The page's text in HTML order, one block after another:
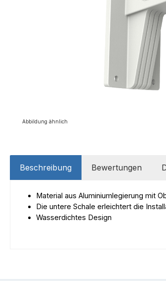
Abbildung ähnlich
Beschreibung Bewertungen
Material aus Aluminiumlegierung mit
Die untere Schale erleichtert die
Wasserdichtes Design